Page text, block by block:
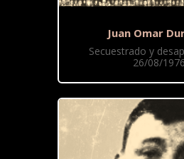
Juan Omar
Secuestrado y
26/08/1976